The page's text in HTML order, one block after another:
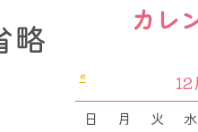
略 カレ
« 12
日 月 火 水